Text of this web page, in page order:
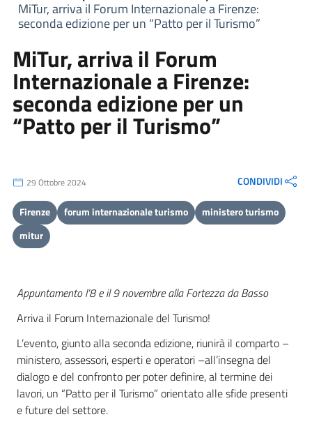
MiTur, arriva il Forum Internazionale a Firenze:
seconda edizione per un “Patto per il Turismo”
MiTur, arriva il Forum
Internazionale a Firenze:
seconda edizione per un
“Patto per il Turismo”
29 Ottobre 2024 CONDIVIDI
Firenze forum internazionale turismo
ministero turismo
mitur
Appuntamento l’8 e il 9 novembre alla Fortezza da Basso
Arriva il Forum Internazionale del Turismo!
L’evento, giunto alla seconda edizione, riunirà il comparto –
ministero, assessori, esperti e operatori –all’insegna del
dialogo e del confronto per poter definire, al termine dei
lavori, un “Patto per il Turismo” orientato alle sfide presenti
e future del settore.